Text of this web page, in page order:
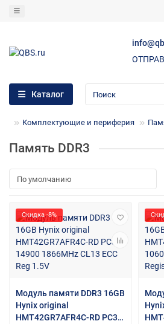
Каталог
Комплектующие и периферия
Память DDR3
Скидка -8%
Модуль памяти DDR3 16GB
Hynix original
HMT42GR7AFR4C-RD PC3-